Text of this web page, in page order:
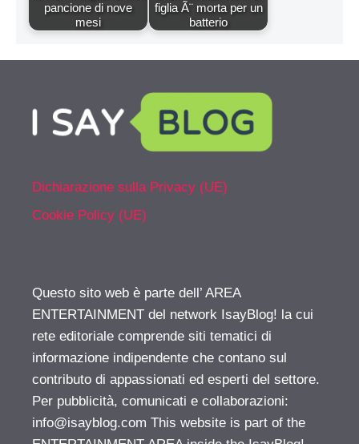
pancione di nove
mesi
figlia Ã¨ morta per un
batterio
Dichiarazione sulla Privacy (UE)
Cookie Policy (UE)
Questo sito web è parte dell’ AREA
ENTERTAINMENT del network IsayBlog! la cui
rete editoriale comprende siti tematici di
informazione indipendente che contano sul
contributo di appassionati ed esperti del settore.
Per pubblicità, comunicati e collaborazioni:
info@isayblog.com This website is part of the